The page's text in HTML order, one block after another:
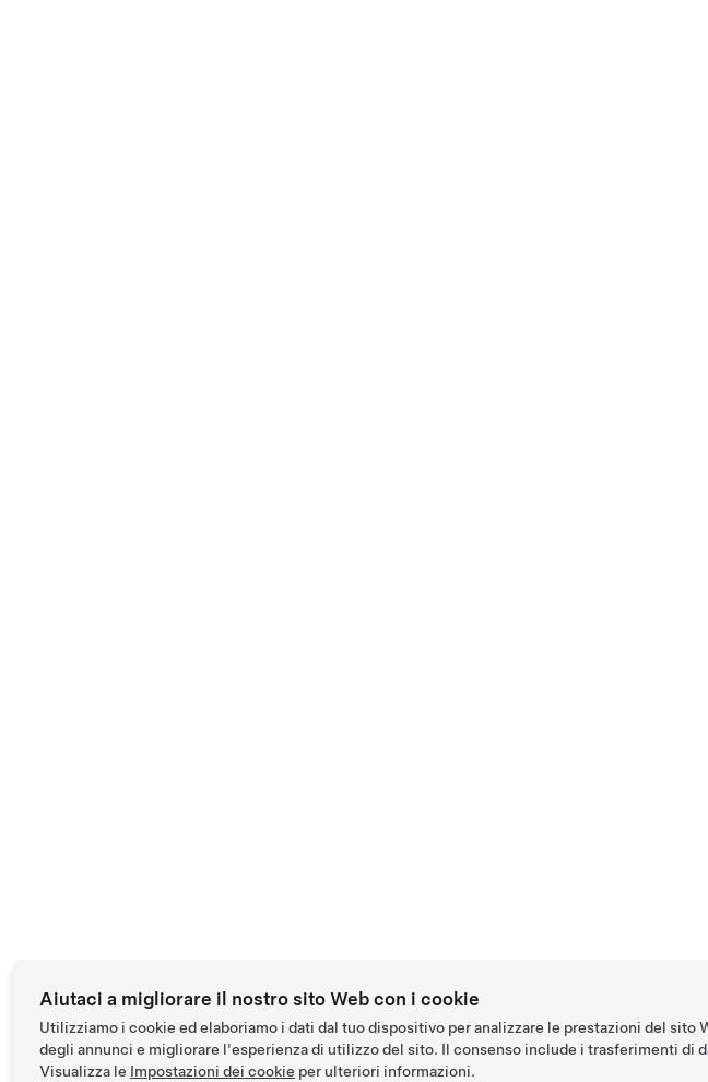
Aiutaci a migliorare il nostro sito Web con i cookie
Utilizziamo i cookie ed elaboriamo i dati dal tuo dispositivo per analizzare le prestazioni del sito
degli annunci e migliorare l'esperienza di utilizzo del sito. Il consenso include i trasferimenti di
Visualizza le Impostazioni dei cookie per ulteriori informazioni.